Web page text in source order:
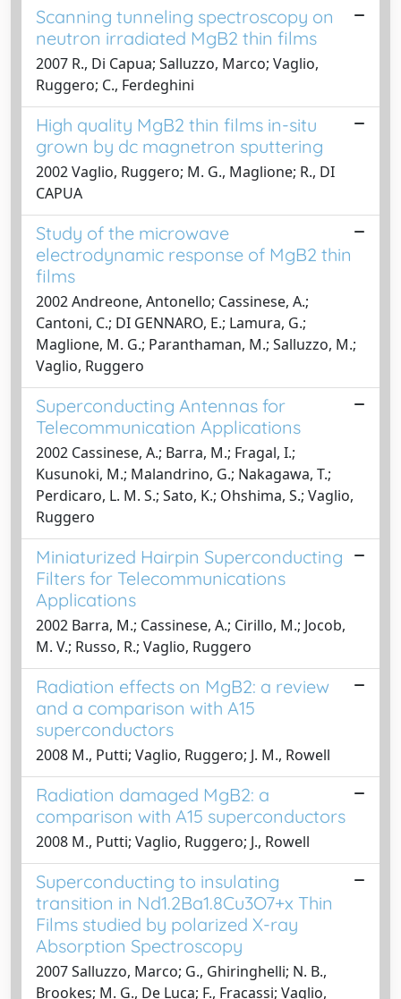
Scanning tunneling spectroscopy on
neutron irradiated MgB2 thin films
2007 R., Di Capua; Salluzzo, Marco; Vaglio,
Ruggero; C., Ferdeghini
High quality MgB2 thin films in-situ
grown by dc magnetron sputtering
2002 Vaglio, Ruggero; M. G., Maglione; R., DI
CAPUA
Study of the microwave
electrodynamic response of MgB2 thin
films
2002 Andreone, Antonello; Cassinese, A.;
Cantoni, C.; DI GENNARO, E.; Lamura, G.;
Maglione, M. G.; Paranthaman, M.; Salluzzo, M.;
Vaglio, Ruggero
Superconducting Antennas for
Telecommunication Applications
2002 Cassinese, A.; Barra, M.; Fragal, I.;
Kusunoki, M.; Malandrino, G.; Nakagawa, T.;
Perdicaro, L. M. S.; Sato, K.; Ohshima, S.; Vaglio,
Ruggero
Miniaturized Hairpin Superconducting
Filters for Telecommunications
Applications
2002 Barra, M.; Cassinese, A.; Cirillo, M.; Jocob,
M. V.; Russo, R.; Vaglio, Ruggero
Radiation effects on MgB2: a review
and a comparison with A15
superconductors
2008 M., Putti; Vaglio, Ruggero; J. M., Rowell
Radiation damaged MgB2: a
comparison with A15 superconductors
2008 M., Putti; Vaglio, Ruggero; J., Rowell
Superconducting to insulating
transition in Nd1.2Ba1.8Cu3O7+x Thin
Films studied by polarized X-ray
Absorption Spectroscopy
2007 Salluzzo, Marco; G., Ghiringhelli; N. B.,
Brookes; M. G., De Luca; F., Fracassi; Vaglio,